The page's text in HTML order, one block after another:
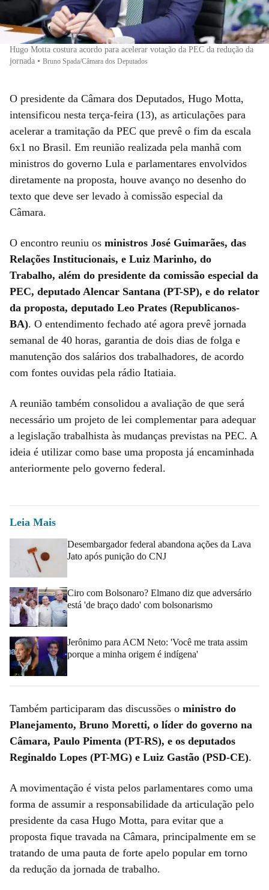
Hugo Motta costura acordo para acelerar votação da PEC da redução da
jornada • Bruno Spada/Câmara dos Deputados
O presidente da Câmara dos Deputados, Hugo Motta,
intensificou nesta terça-feira (13), as articulações para
acelerar a tramitação da PEC que prevê o fim da escala
6x1 no Brasil. Em reunião realizada pela manhã com
ministros do governo Lula e parlamentares envolvidos
diretamente na proposta, houve avanço no desenho do
texto que deve ser levado à comissão especial da
Câmara.
O encontro reuniu os ministros José Guimarães, das
Relações Institucionais, e Luiz Marinho, do
Trabalho, além do presidente da comissão especial da
PEC, deputado Alencar Santana (PT-SP), e do relator
da proposta, deputado Leo Prates (Republicanos-
BA). O entendimento fechado até agora prevê jornada
semanal de 40 horas, garantia de dois dias de folga e
manutenção dos salários dos trabalhadores, de acordo
com fontes ouvidas pela rádio Itatiaia.
A reunião também consolidou a avaliação de que será
necessário um projeto de lei complementar para adequar
a legislação trabalhista às mudanças previstas na PEC. A
ideia é utilizar como base uma proposta já encaminhada
anteriormente pelo governo federal.
Leia Mais
Desembargador federal abandona ações da Lava
Jato após punição do CNJ
Ciro com Bolsonaro? Elmano diz que adversário
está 'de braço dado' com bolsonarismo
Jerônimo para ACM Neto: 'Você me trata assim
porque a minha origem é indígena'
Também participaram das discussões o ministro do
Planejamento, Bruno Moretti, o líder do governo na
Câmara, Paulo Pimenta (PT-RS), e os deputados
Reginaldo Lopes (PT-MG) e Luiz Gastão (PSD-CE).
A movimentação é vista pelos parlamentares como uma
forma de assumir a responsabilidade da articulação pelo
presidente da casa Hugo Motta, para evitar que a
proposta fique travada na Câmara, principalmente em se
tratando de uma pauta de forte apelo popular em torno
da redução da jornada de trabalho.